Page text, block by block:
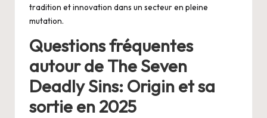
tradition et innovation dans un secteur en pleine
mutation.
Questions fréquentes
autour de The Seven
Deadly Sins: Origin et sa
sortie en 2025